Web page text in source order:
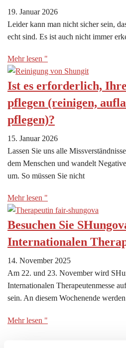
19. Januar 2026
Leider kann man nicht sicher sein,
echt sind. Es ist auch nicht immer
Mehr lesen "
Ist es erforderlich,
pflegen (reinigen,
pflegen)?
15. Januar 2026
Lassen Sie uns alle
dem Menschen und wandelt
um. So müssen Sie nicht
Mehr lesen "
Besuchen Sie
Internationalen
14. November 2025
Am 22. und 23. November wird
Internationalen Therapeutenmesse
sein. An diesem Wochenende
Mehr lesen "